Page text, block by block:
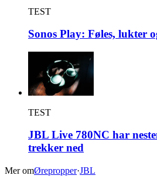
TEST
Sonos Play: Føles, lukter
TEST
JBL Live 780NC har
trekker ned
Mer omØrepropper·JBL